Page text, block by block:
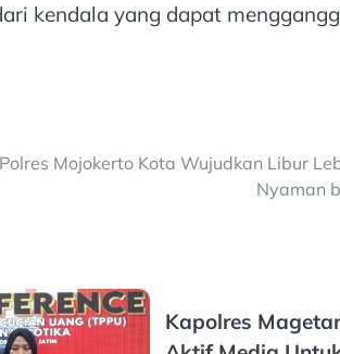
kendala yang dapat
Mojokerto Kota Wujudkan Libur
Nyaman
Kapolres